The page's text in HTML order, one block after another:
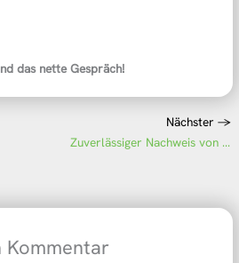
das nette Gespräch!
Nächster →
Zuverlässiger Nachweis von Antikörpern bei akuten CCHFV-Infektionen
Kommentar